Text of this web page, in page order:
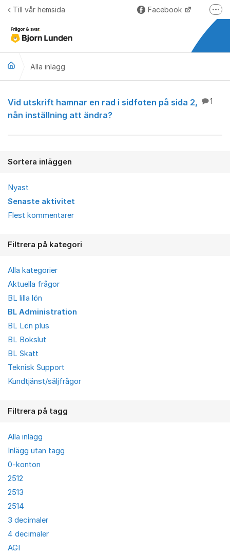
Hoppa till innehåll
Till vår hemsida Facebook
Alla inlägg
Alla inlägg
Vid utskrift hamnar en rad i sidfoten på sida 2,
nån inställning att ändra?
1
Sortera inläggen
Nyast
Senaste aktivitet
Flest kommentarer
Filtrera på kategori
Alla kategorier
Aktuella frågor
BL lilla lön
BL Administration
BL Lön plus
BL Bokslut
BL Skatt
Teknisk Support
Kundtjänst/säljfrågor
Filtrera på tagg
Alla inlägg
Inlägg utan tagg
0-konton
2512
2513
2514
3 decimaler
4 decimaler
AGI